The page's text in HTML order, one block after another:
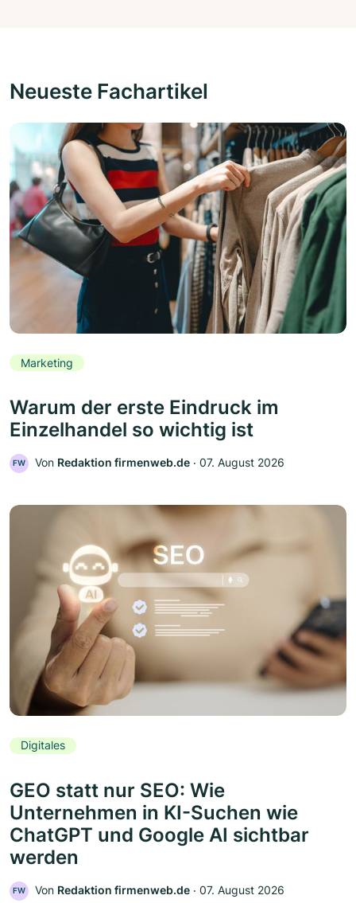
Neueste Fachartikel
Marketing
Warum der erste Eindruck im
Einzelhandel so wichtig ist
FW Von Redaktion firmenweb.de ‧ 07. August 2026
Digitales
GEO statt nur SEO: Wie
Unternehmen in KI-Suchen wie
ChatGPT und Google AI sichtbar
werden
FW Von Redaktion firmenweb.de ‧ 07. August 2026